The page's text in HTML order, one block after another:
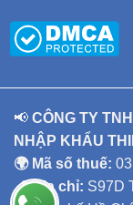
📢 CÔNG TY
NHẬP KHẨU
🌍 Mã số thuế:
📍 Địa chỉ: S97D